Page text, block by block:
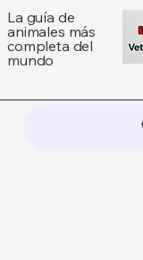
La guía de
animales más
completa del
mundo